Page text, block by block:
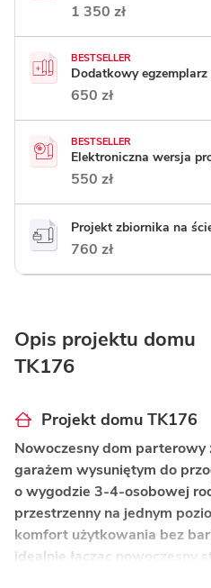
1 350 zł
BESTSELLER
Dodatkowy
650 zł
BESTSELLER
Elektroniczna wersja
550 zł
Projekt zbiornika na
760 zł
Opis projektu domu
TK176
Projekt domu TK176
Nowoczesny dom
garażem wysuniętym do
o wygodzie 3-4-osobowej
przestrzenny na jednym
komfort użytkowania bez
idealnie łącząc nowoczesny